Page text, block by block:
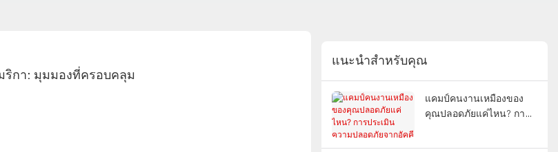
ริกา: มุมมองที่ครอบคลุม
แนะนำสำหรับคุณ
แคมป์คนงานเหมืองของ
คุณปลอดภัยแค่ไหน? การ